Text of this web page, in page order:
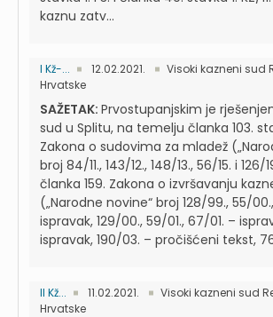
kaznu zatv...
I Kž-... 12.02.2021.
Visoki kazneni sud
Hrvatske
SAŽETAK: Prvostupanjskim je
sud u Splitu, na temelju članka 103.
Zakona o sudovima za mladež
broj 84/11., 143/12., 148/13., 56/15. i 126/
članka 159. Zakona o izvršavanju
(„Narodne novine“ broj 128/99., 55/
ispravak, 129/00., 59/01., 67/01. –
ispravak, 190/03. – pročišćeni tekst,
II Kž... 11.02.2021.
Visoki kazneni sud
Hrvatske